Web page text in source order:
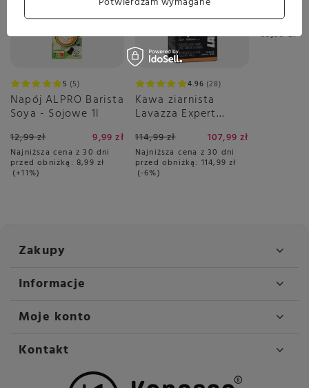
5 5
Napój ALPRO Barista
Soya - Sojowe 1l
12,99 zł 9,99 zł
Najniższa cena z 30 dni
przed obniżką: 8,99 zł
+11%
4.96 28
Kawa ziarnista
Lavazza Expert
114,99 zł 107,99 zł
Najniższa cena z 30 dni
przed obniżką: 114,99 zł
-6%
Lucia 1kg
69,99 zł
Zakupy
Informacje
Moje konto
Kontakt